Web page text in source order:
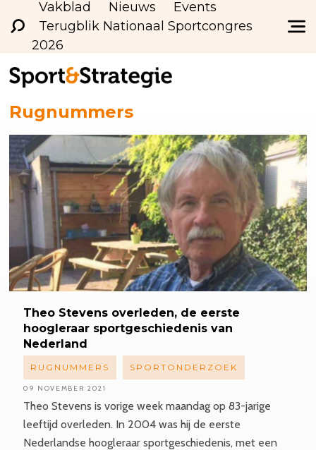
Vakblad Nieuws
Events
Terugblik Nationaal Sportcongres
2026
Rugnummers
Theo Stevens overleden, de eerste
hoogleraar sportgeschiedenis van
Nederland
Theo Stevens is vorige week maandag op 83-jarige
leeftijd overleden. In 2004 was hij de eerste
Nederlandse hoogleraar sportgeschiedenis, met een
RUGNUMMERS SPORTONDERZOEK
09 NOVEMBER 2021